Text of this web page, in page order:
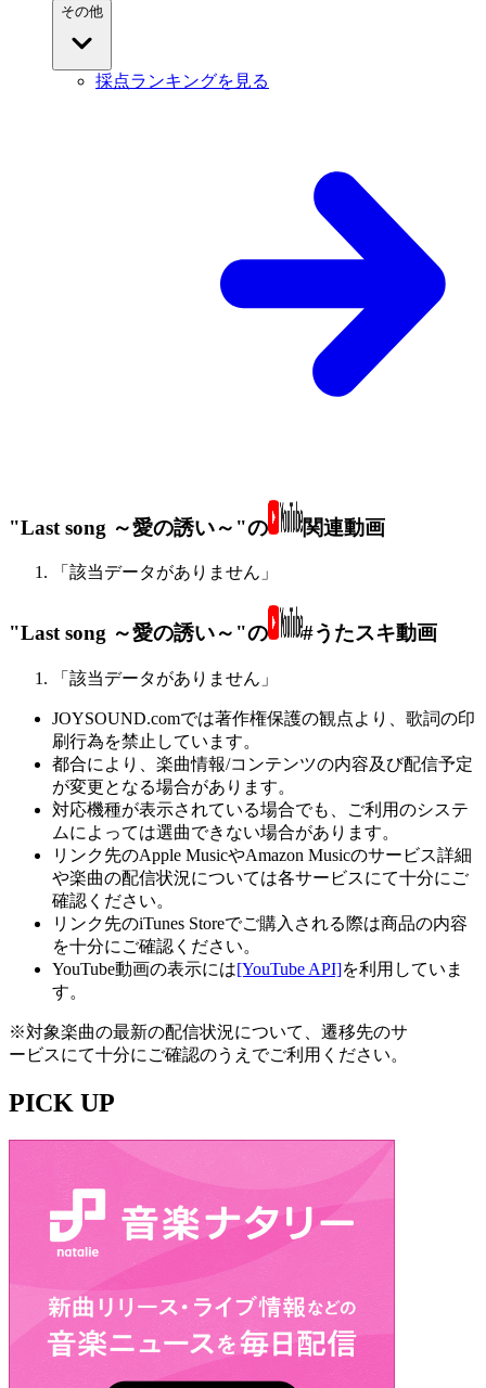
その他
採点ランキングを見る
"Last song ～愛の誘い～"の 関連動画
「該当データがありません」
"Last song ～愛の誘い～"の #うたスキ動画
「該当データがありません」
JOYSOUND.comでは著作権保護の観点より、歌詞の印
刷行為を禁止しています。
都合により、楽曲情報/コンテンツの内容及び配信予定
が変更となる場合があります。
対応機種が表示されている場合でも、ご利用のシステ
ムによっては選曲できない場合があります。
リンク先のApple MusicやAmazon Musicのサービス詳細
や楽曲の配信状況については各サービスにて十分にご
確認ください。
リンク先のiTunes Storeでご購入される際は商品の内容
を十分にご確認ください。
YouTube動画の表示には[YouTube API]を利用していま
す。
※対象楽曲の最新の配信状況について、遷移先のサ
ービスにて十分にご確認のうえでご利用ください。
PICK UP